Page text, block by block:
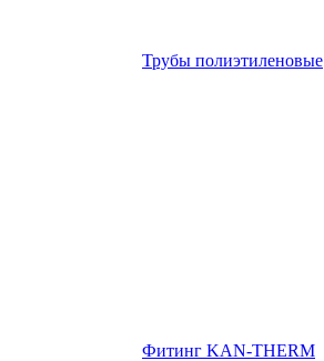
Трубы полиэтиленовые
Фитинг KAN-THERM